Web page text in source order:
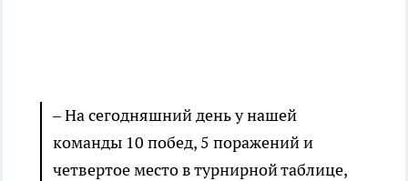
– На сегодняшний день у нашей
команды 10 побед, 5 поражений и
четвертое место в турнирной таблице,